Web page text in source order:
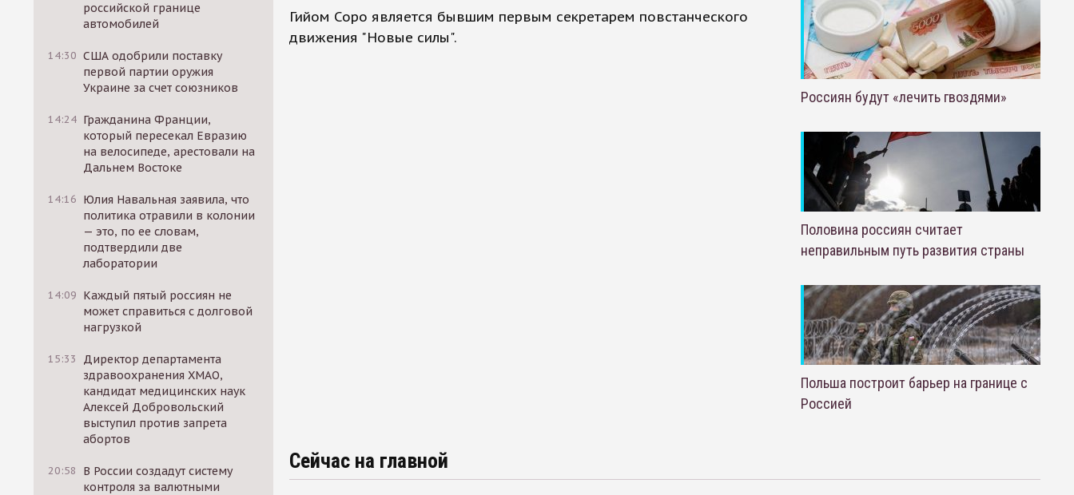
российской границе
автомобилей
14:30 США одобрили поставку
первой партии оружия
Украине за счет союзников
14:24 Гражданина Франции,
который пересекал Евразию
на велосипеде, арестовали на
Дальнем Востоке
14:16 Юлия Навальная заявила, что
политика отравили в колонии
— это, по ее словам,
подтвердили две
лаборатории
14:09 Каждый пятый россиян не
может справиться с долговой
нагрузкой
15:33
Директор департамента
здравоохранения ХМАО,
кандидат медицинских наук
Алексей Добровольский
выступил против запрета
абортов
20:58
В России создадут систему
контроля за валютными
Гийом Соро является бывшим первым секретарем повстанческого
движения "Новые силы".
Россиян будут «лечить гвоздями»
Половина россиян считает
неправильным путь развития страны
Польша построит барьер на границе с
Россией
Сейчас на главной